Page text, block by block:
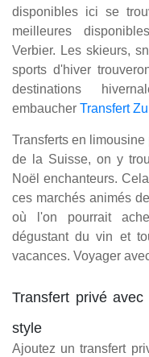
disponibles ici se
meilleures
Verbier. Les skieurs,
sports d'hiver
destinations
embaucher Transfert
Transferts en
de la Suisse, on y
Noël enchanteurs.
ces marchés animés
où l'on pourrait
dégustant du vin et
vacances. Voyager
Transfert privé
style
Ajoutez un transfert